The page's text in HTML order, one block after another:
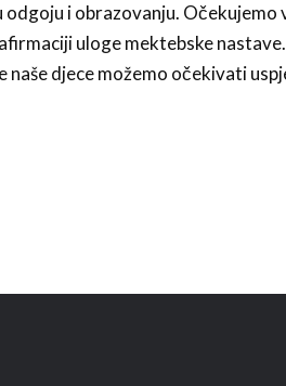
odgoju i obrazovanju. Očekujemo
uloge mektebske nastave.
djece možemo očekivati